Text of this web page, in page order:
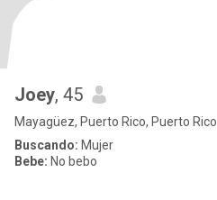
Joey, 45
Mayagüez, Puerto Rico, Puerto Rico
Buscando: Mujer
Bebe: No bebo